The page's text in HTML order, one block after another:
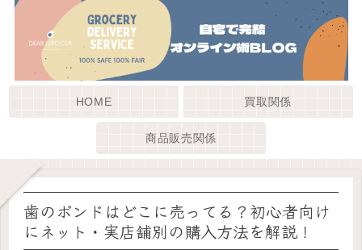
HOME 買取関係
商品販売関係
歯のボンドはどこに売ってる？初心者向け
にネット・実店舗別の購入方法を解説！